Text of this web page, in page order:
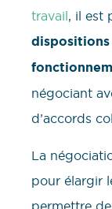
travail, il est
négociant
d’accords
La
pour élargir
permettre